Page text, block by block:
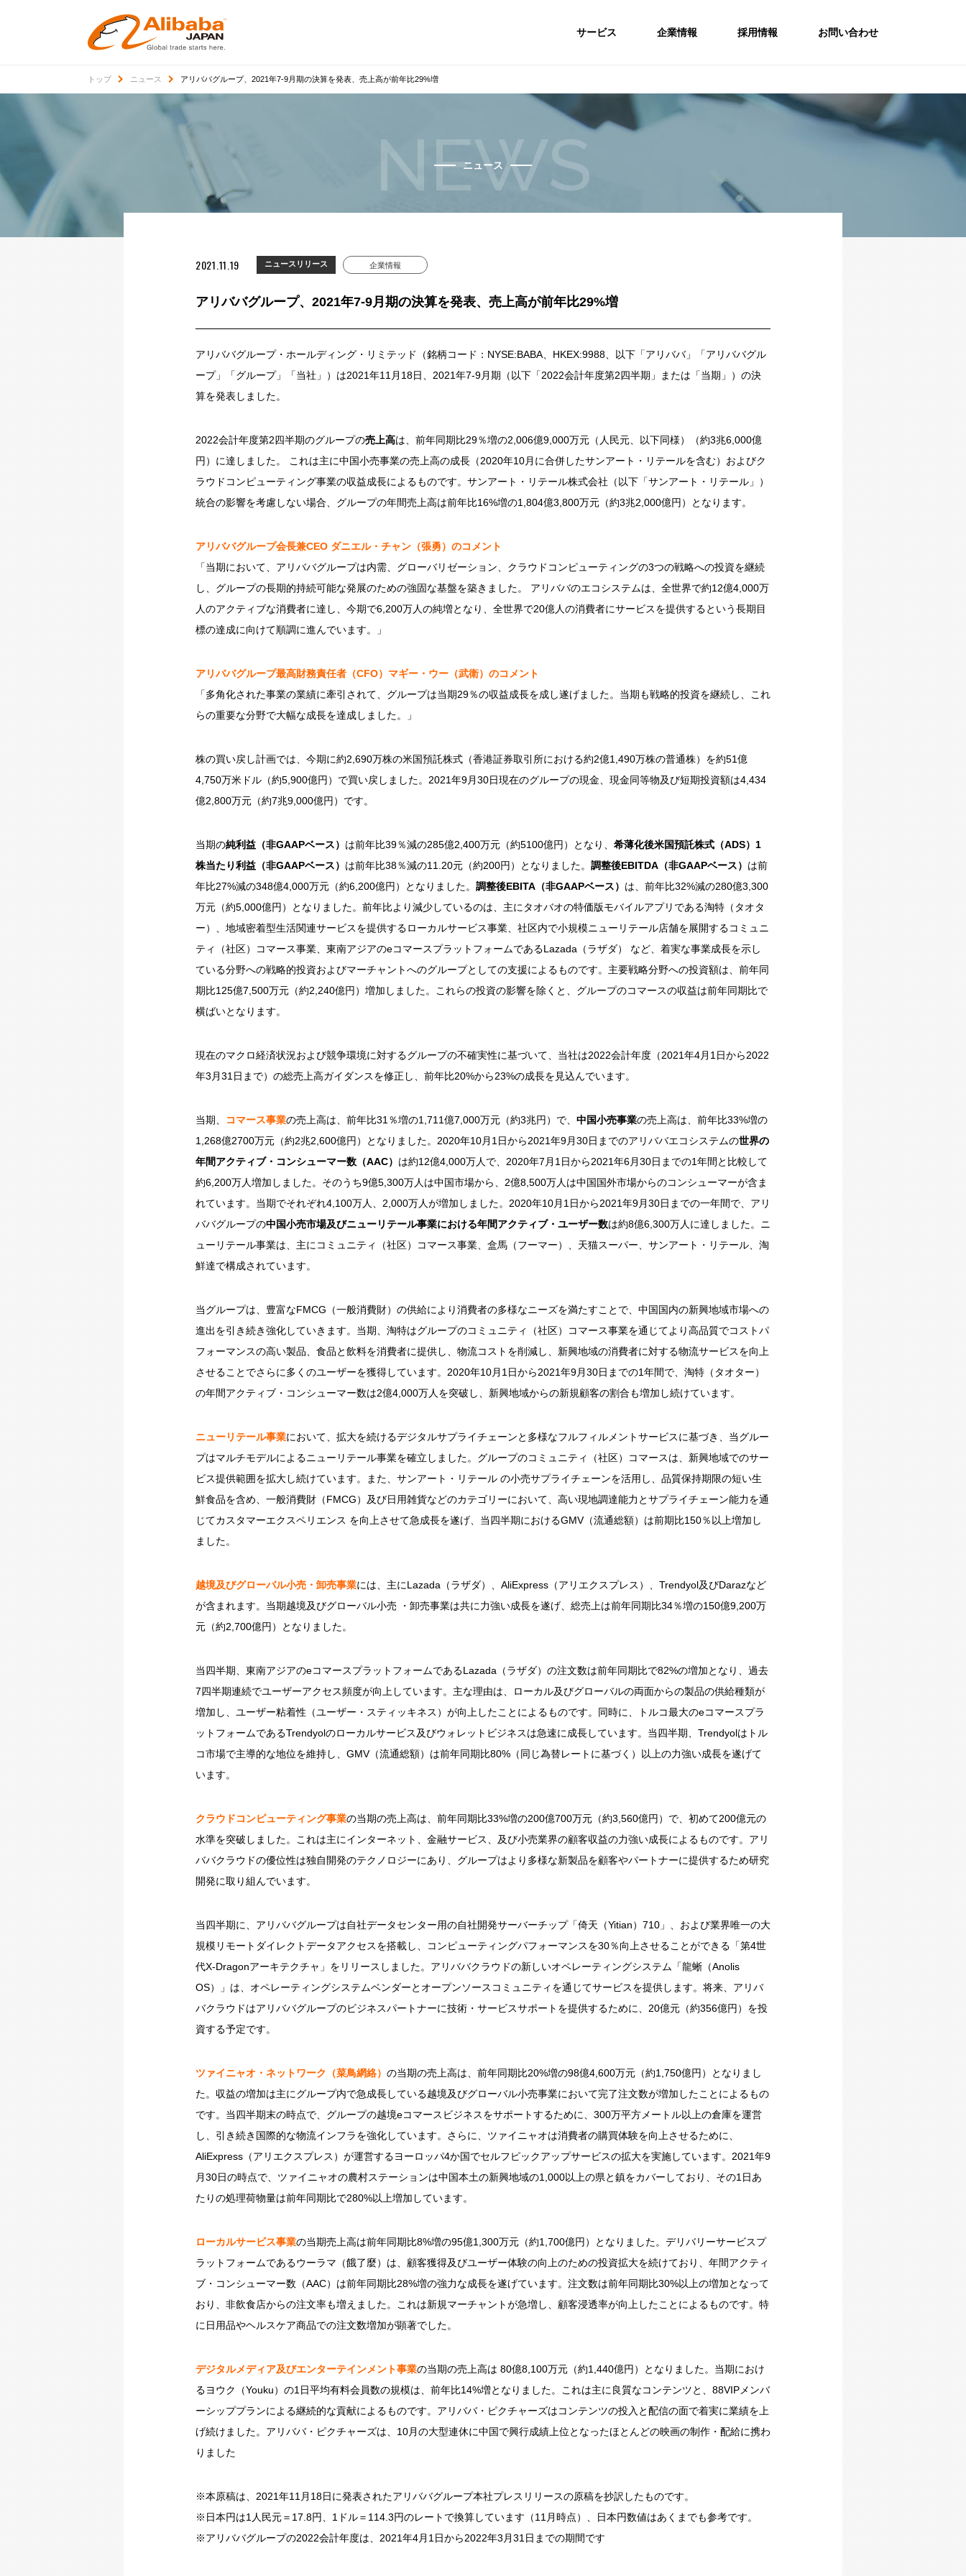
サービス 企業情報 採用情報 お問い合わせ
トップ ニュース アリババグループ、2021年7-9月期の決算を発表、売上高が前年比29%増
NEWS
ニュース
2021.11.19 ニュースリリース 企業情報
アリババグループ、2021年7-9月期の決算を発表、売上高が前年比29%増
アリババグループ・ホールディング・リミテッド（銘柄コード：NYSE:BABA、HKEX:9988、以下「アリババ」「アリババグル
ープ」「グループ」「当社」）は2021年11月18日、2021年7-9月期（以下「2022会計年度第2四半期」または「当期」）の決
算を発表しました。
2022会計年度第2四半期のグループの売上高は、前年同期比29％増の2,006億9,000万元（人民元、以下同様）（約3兆6,000億
円）に達しました。 これは主に中国小売事業の売上高の成長（2020年10月に合併したサンアート・リテールを含む）およびク
ラウドコンピューティング事業の収益成長によるものです。サンアート・リテール株式会社（以下「サンアート・リテール」）
統合の影響を考慮しない場合、グループの年間売上高は前年比16%増の1,804億3,800万元（約3兆2,000億円）となります。
アリババグループ会長兼CEO ダニエル・チャン（張勇）のコメント
「当期において、アリババグループは内需、グローバリゼーション、クラウドコンピューティングの3つの戦略への投資を継続
し、グループの長期的持続可能な発展のための強固な基盤を築きました。 アリババのエコシステムは、全世界で約12億4,000万
人のアクティブな消費者に達し、今期で6,200万人の純増となり、全世界で20億人の消費者にサービスを提供するという長期目
標の達成に向けて順調に進んでいます。」
アリババグループ最高財務責任者（CFO）マギー・ウー（武衛）のコメント
「多角化された事業の業績に牽引されて、グループは当期29％の収益成長を成し遂げました。当期も戦略的投資を継続し、これ
らの重要な分野で大幅な成長を達成しました。」
株の買い戻し計画では、今期に約2,690万株の米国預託株式（香港証券取引所における約2億1,490万株の普通株）を約51億
4,750万米ドル（約5,900億円）で買い戻しました。2021年9月30日現在のグループの現金、現金同等物及び短期投資額は4,434
億2,800万元（約7兆9,000億円）です。
当期の純利益（非GAAPベース） は前年比39％減の285億2,400万元（約5100億円）となり、 希薄化後米国預託株式（ADS） 1
株当たり利益（非GAAPベース） は前年比38％減の11.20元（約200円）となりました。 調整後EBITDA （非GAAPベース） は前
年比27%減の348億4,000万元（約6,200億円）となりました。 調整後EBITA （非GAAPベース） は、前年比32%減の280億3,300
万元（約5,000億円）となりました。前年比より減少しているのは、主にタオバオの特価版モバイルアプリである淘特（タオタ
ー）、地域密着型生活関連サービスを提供するローカルサービス事業、社区内で小規模ニューリテール店舗を展開するコミュニ
ティ（社区）コマース事業、東南アジアのeコマースプラットフォームであるLazada（ラザダ） など、着実な事業成長を示し
ている分野への戦略的投資およびマーチャントへのグループとしての支援によるものです。主要戦略分野への投資額は、前年同
期比125億7,500万元（約2,240億円）増加しました。これらの投資の影響を除くと、グループのコマースの収益は前年同期比で
横ばいとなります。
現在のマクロ経済状況および競争環境に対するグループの不確実性に基づいて、当社は2022会計年度（2021年4月1日から2022
年3月31日まで）の総売上高ガイダンスを修正し、前年比20%から23%の成長を見込んでいます。
当期、 コマース事業の売上高は、前年比31％増の1,711億7,000万元（約3兆円）で、 中国小売事業の売上高は、前年比33%増の
1,268億2700万元（約2兆2,600億円）となりました。2020年10月1日から2021年9月30日までのアリババエコシステムの世界の
年間アクティブ・コンシューマー数（AAC） は約12億4,000万人で、2020年7月1日から2021年6月30日までの1年間と比較して
約6,200万人増加しました。そのうち9億5,300万人は中国市場から、2億8,500万人は中国国外市場からのコンシューマーが含ま
れています。当期でそれぞれ4,100万人、2,000万人が増加しました。2020年10月1日から2021年9月30日までの一年間で、アリ
ババグループの中国小売市場及びニューリテール事業における年間アクティブ・ユーザー数は約8億6,300万人に達しました。ニ
ューリテール事業は、主にコミュニティ（社区）コマース事業、盒馬（フーマー）、天猫スーパー、サンアート・リテール、淘
鮮達で構成されています。
当グループは、豊富なFMCG（一般消費財）の供給により消費者の多様なニーズを満たすことで、中国国内の新興地域市場への
進出を引き続き強化していきます。当期、淘特はグループのコミュニティ（社区）コマース事業を通じてより高品質でコストパ
フォーマンスの高い製品、食品と飲料を消費者に提供し、物流コストを削減し、新興地域の消費者に対する物流サービスを向上
させることでさらに多くのユーザーを獲得しています。2020年10月1日から2021年9月30日までの1年間で、淘特（タオター）
の年間アクティブ・コンシューマー数は2億4,000万人を突破し、新興地域からの新規顧客の割合も増加し続けています。
ニューリテール事業において、拡大を続けるデジタルサプライチェーンと多様なフルフィルメントサービスに基づき、当グルー
プはマルチモデルによるニューリテール事業を確立しました。グループのコミュニティ（社区）コマースは、新興地域でのサー
ビス提供範囲を拡大し続けています。また、サンアート・リテール の小売サプライチェーンを活用し、品質保持期限の短い生
鮮食品を含め、一般消費財（FMCG）及び日用雑貨などのカテゴリーにおいて、高い現地調達能力とサプライチェーン能力を通
じてカスタマーエクスペリエンス を向上させて急成長を遂げ、当四半期におけるGMV（流通総額）は前期比150％以上増加し
ました。
越境及びグローバル小売・卸売事業には、主にLazada（ラザダ）、AliExpress（アリエクスプレス）、Trendyol及びDarazなど
が含まれます。当期越境及びグローバル小売 ・卸売事業は共に力強い成長を遂げ、総売上は前年同期比34％増の150億9,200万
元（約2,700億円）となりました。
当四半期、東南アジアのeコマースプラットフォームであるLazada（ラザダ）の注文数は前年同期比で82%の増加となり、過去
7四半期連続でユーザーアクセス頻度が向上しています。主な理由は、ローカル及びグローバルの両面からの製品の供給種類が
増加し、ユーザー粘着性（ユーザー・スティッキネス）が向上したことによるものです。同時に、トルコ最大のeコマースプラ
ットフォームであるTrendyolのローカルサービス及びウォレットビジネスは急速に成長しています。当四半期、Trendyolはトル
コ市場で主導的な地位を維持し、GMV（流通総額）は前年同期比80%（同じ為替レートに基づく）以上の力強い成長を遂げて
います。
クラウドコンピューティング事業の当期の売上高は、前年同期比33%増の200億700万元（約3,560億円）で、初めて200億元の
水準を突破しました。これは主にインターネット、金融サービス、及び小売業界の顧客収益の力強い成長によるものです。アリ
ババクラウドの優位性は独自開発のテクノロジーにあり、グループはより多様な新製品を顧客やパートナーに提供するため研究
開発に取り組んでいます。
当四半期に、アリババグループは自社データセンター用の自社開発サーバーチップ「倚天（Yitian）710」、および業界唯一の大
規模リモートダイレクトデータアクセスを搭載し、コンピューティングパフォーマンスを30％向上させることができる「第4世
代X-Dragonアーキテクチャ」をリリースしました。アリババクラウドの新しいオペレーティングシステム「龍蜥（Anolis
OS）」は、オペレーティングシステムベンダーとオープンソースコミュニティを通じてサービスを提供します。将来、アリバ
バクラウドはアリババグループのビジネスパートナーに技術・サービスサポートを提供するために、20億元（約356億円）を投
資する予定です。
ツァイニャオ・ネットワーク（菜鳥網絡） の当期の売上高は、前年同期比20%増の98億4,600万元（約1,750億円）となりまし
た。収益の増加は主にグループ内で急成長している越境及びグローバル小売事業において完了注文数が増加したことによるもの
です。当四半期末の時点で、グループの越境eコマースビジネスをサポートするために、300万平方メートル以上の倉庫を運営
し、引き続き国際的な物流インフラを強化しています。さらに、ツァイニャオは消費者の購買体験を向上させるために、
AliExpress（アリエクスプレス）が運営するヨーロッパ4か国でセルフピックアップサービスの拡大を実施しています。2021年9
月30日の時点で、ツァイニャオの農村ステーションは中国本土の新興地域の1,000以上の県と鎮をカバーしており、その1日あ
たりの処理荷物量は前年同期比で280%以上増加しています。
ローカルサービス事業の当期売上高は前年同期比8%増の95億1,300万元（約1,700億円）となりました。デリバリーサービスプ
ラットフォームであるウーラマ（餓了麼）は、顧客獲得及びユーザー体験の向上のための投資拡大を続けており、年間アクティ
ブ・コンシューマー数（AAC）は前年同期比28%増の強力な成長を遂げています。注文数は前年同期比30%以上の増加となって
おり、非飲食店からの注文率も増えました。これは新規マーチャントが急増し、顧客浸透率が向上したことによるものです。特
に日用品やヘルスケア商品での注文数増加が顕著でした。
デジタルメディア及びエンターテインメント事業の当期の売上高は 80億8,100万元（約1,440億円）となりました。当期におけ
るヨウク（Youku）の1日平均有料会員数の規模は、前年比14%増となりました。これは主に良質なコンテンツと、88VIPメンバ
ーシッププランによる継続的な貢献によるものです。アリババ・ピクチャーズはコンテンツの投入と配信の面で着実に業績を上
げ続けました。アリババ・ピクチャーズは、10月の大型連休に中国で興行成績上位となったほとんどの映画の制作・配給に携わ
りました
※本原稿は、2021年11月18日に発表されたアリババグループ本社プレスリリースの原稿を抄訳したものです。
※日本円は1人民元＝17.8円、1ドル＝114.3円のレートで換算しています（11月時点）、日本円数値はあくまでも参考です。
※アリババグループの2022会計年度は、2021年4月1日から2022年3月31日までの期間です